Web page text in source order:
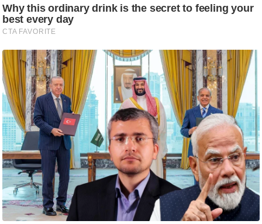
.
आ
आ
ई
.
चा
य
प
र
स
मी